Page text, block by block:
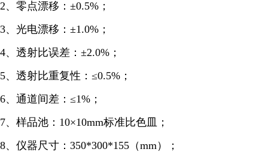
2、零点漂移：±0.5%；
3、光电漂移：±1.0%；
4、透射比误差：±2.0%；
5、透射比重复性：≤0.5%；
6、通道间差：≤1%；
7、样品池：10×10mm标准比色皿；
8、仪器尺寸：350*300*155（mm）；